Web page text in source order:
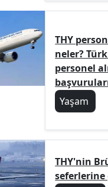
THY
neler?
personel
Yaşam
THY'nin